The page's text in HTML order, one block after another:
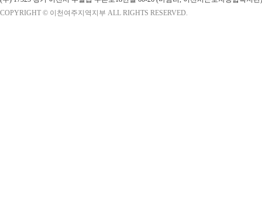
COPYRIGHT © 이천여주지역지부 ALL RIGHTS RESERVED.